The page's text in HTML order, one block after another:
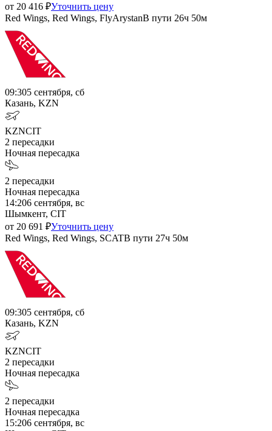
от 20 416 ₽Уточнить цену
Red Wings, Red Wings, FlyArystanВ пути 26ч 50м
09:305 сентября, сб
Казань, KZN
KZNCIT
2 пересадки
Ночная пересадка
2 пересадки
Ночная пересадка
14:206 сентября, вс
Шымкент, CIT
от 20 691 ₽Уточнить цену
Red Wings, Red Wings, SCATВ пути 27ч 50м
09:305 сентября, сб
Казань, KZN
KZNCIT
2 пересадки
Ночная пересадка
2 пересадки
Ночная пересадка
15:206 сентября, вс